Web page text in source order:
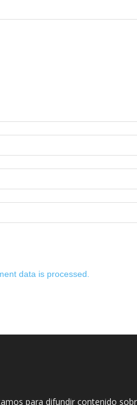
data is processed.
para difundir contenido